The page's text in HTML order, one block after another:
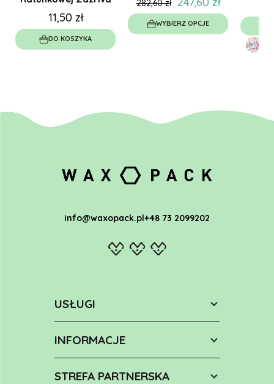
11,50 zł
DO KOSZYKA
282,60 zł
WYBIERZ OPCJE
info@waxopack.pl+48 73 2099202
USŁUGI
INFORMACJE
STREFA PARTNERSKA